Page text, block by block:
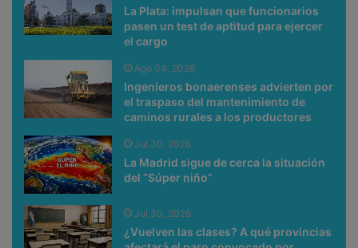
La Plata: impulsan que funcionarios
pasen un test de aptitud para ejercer
el cargo
Ago 04, 2026
Ingenieros bonaerenses advierten por
el traspaso del mantenimiento de
caminos rurales a los productores
Jul 30, 2026
La Madrid sigue de cerca la situación
del “Súper niño”
Jul 30, 2026
¿Vuelven las clases? A qué provincias